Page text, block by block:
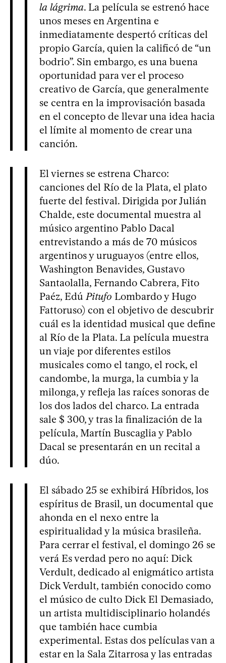
la lágrima. La película se estrenó hace
unos meses en Argentina e
inmediatamente despertó críticas del
propio García, quien la calificó de “un
bodrio”. Sin embargo, es una buena
oportunidad para ver el proceso
creativo de García, que generalmente
se centra en la improvisación basada
en el concepto de llevar una idea hacia
el límite al momento de crear una
canción.
El viernes se estrena Charco:
canciones del Río de la Plata, el plato
fuerte del festival. Dirigida por Julián
Chalde, este documental muestra al
músico argentino Pablo Dacal
entrevistando a más de 70 músicos
argentinos y uruguayos (entre ellos,
Washington Benavides, Gustavo
Santaolalla, Fernando Cabrera, Fito
Paéz, EdúPitufo Lombardo y Hugo
Fattoruso) con el objetivo de descubrir
cuál es la identidad musical que define
al Río de la Plata. La película muestra
un viaje por diferentes estilos
musicales como el tango, el rock, el
candombe, la murga, la cumbia y la
milonga, y refleja las raíces sonoras de
los dos lados del charco. La entrada
sale $ 300, y tras la finalización de la
película, Martín Buscaglia y Pablo
Dacal se presentarán en un recital a
dúo.
El sábado 25 se exhibirá Híbridos, los
espíritus de Brasil, un documental que
ahonda en el nexo entre la
espiritualidad y la música brasileña.
Para cerrar el festival, el domingo 26 se
verá Es verdad pero no aquí: Dick
Verdult, dedicado al enigmático artista
Dick Verdult, también conocido como
el músico de culto Dick El Demasiado,
un artista multidisciplinario holandés
que también hace cumbia
experimental. Estas dos películas van a
estar en la Sala Zitarrosa y las entradas